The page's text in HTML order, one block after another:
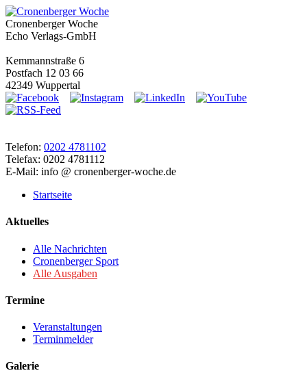
Cronenberger Woche
Echo Verlags-GmbH
Kemmannstraße 6
Postfach 12 03 66
42349 Wuppertal
Telefon: 0202 4781102
Telefax: 0202 4781112
E-Mail: info @ cronenberger-woche.de
Startseite
Aktuelles
Alle Nachrichten
Cronenberger Sport
Alle Ausgaben
Termine
Veranstaltungen
Terminmelder
Galerie